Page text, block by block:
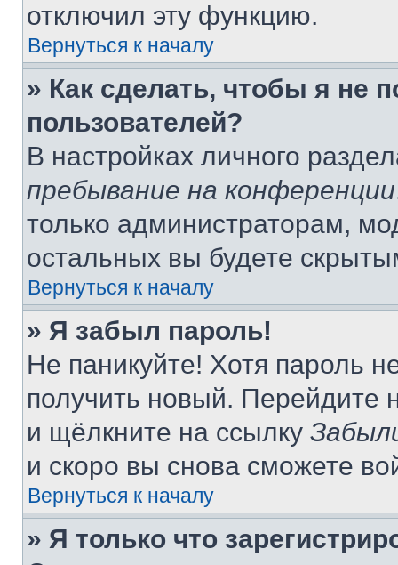
отключил эту функцию.
Вернуться к началу
» Как сделать, чтобы я не
пользователей?
В настройках личного
пребывание на конференции
только администраторам,
остальных вы будете
Вернуться к началу
» Я забыл пароль!
Не паникуйте! Хотя пароль
получить новый. Перейдите
и щёлкните на ссылку
и скоро вы снова сможете
Вернуться к началу
» Я только что